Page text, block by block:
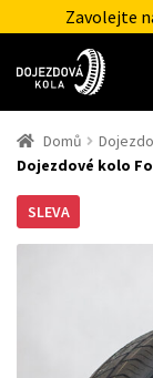
Zavolejte
Domů
Dojezdové kolo
SLEVA